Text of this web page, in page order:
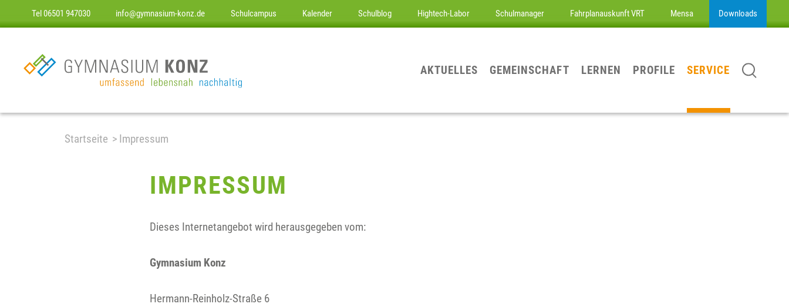
Tel 06501 947030 info@gymnasium-konz.de Schulcampus Kalender Schulblog Hightech-Labor Schulmanager Fahrplanauskunft VRT Mensa Downloads
AKTUELLES GEMEINSCHAFT LERNEN PROFILE SERVICE
Startseite Impressum
IMPRESSUM
Dieses Internetangebot wird herausgegeben vom:
Gymnasium Konz
Hermann-Reinholz-Straße 6